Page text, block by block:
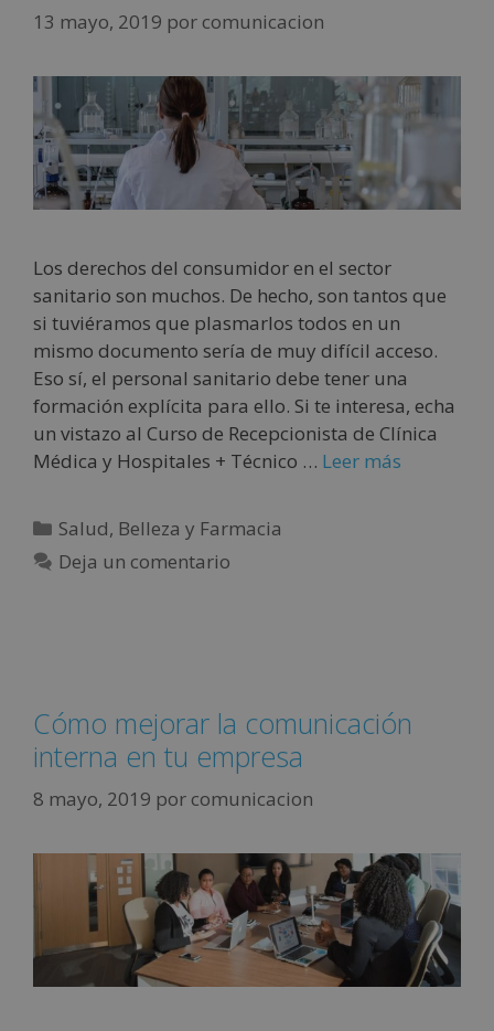
13 mayo, 2019 por comunicacion
Los derechos del consumidor en el sector
sanitario son muchos. De hecho, son tantos que
si tuviéramos que plasmarlos todos en un
mismo documento sería de muy difícil acceso.
Eso sí, el personal sanitario debe tener una
formación explícita para ello. Si te interesa, echa
un vistazo al Curso de Recepcionista de Clínica
Médica y Hospitales + Técnico … Leer más
Salud, Belleza y Farmacia
Deja un comentario
Cómo mejorar la comunicación
interna en tu empresa
8 mayo, 2019 por comunicacion